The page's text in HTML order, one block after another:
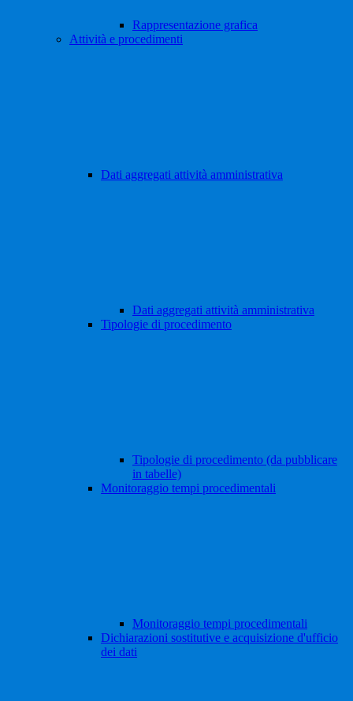
Rappresentazione grafica
Attività e procedimenti
Dati aggregati attività amministrativa
Dati aggregati attività amministrativa
Tipologie di procedimento
Tipologie di procedimento (da pubblicare
in tabelle)
Monitoraggio tempi procedimentali
Monitoraggio tempi procedimentali
Dichiarazioni sostitutive e acquisizione d'ufficio
dei dati